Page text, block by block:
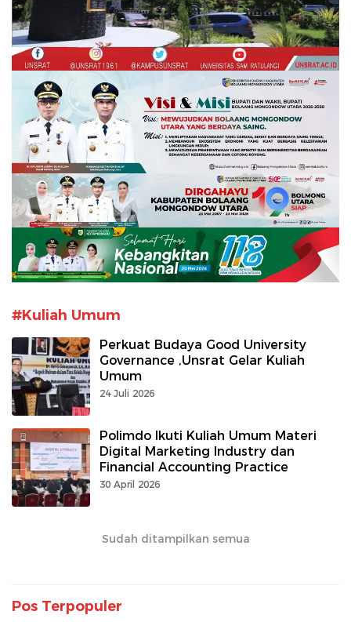
#Kuliah Umum
Perkuat Budaya Good University
Governance ,Unsrat Gelar Kuliah
Umum
24 Juli 2026
Polimdo Ikuti Kuliah Umum Materi
Digital Marketing Industry dan
Financial Accounting Practice
30 April 2026
Sudah ditampilkan semua
Pos Terpopuler